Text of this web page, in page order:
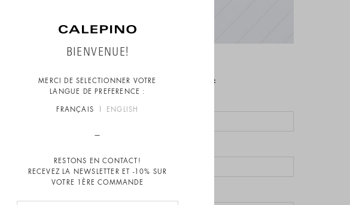
BIENVENUE!
MERCI DE SELECTIONNER VOTRE
LANGUE DE PREFERENCE :
FRANÇAIS ENGLISH
RESTONS EN CONTACT!
RECEVEZ LA NEWSLETTER ET -10% SUR
VOTRE 1ÈRE COMMANDE
calepino@calepino.frou par formulaire (ci-dessous):